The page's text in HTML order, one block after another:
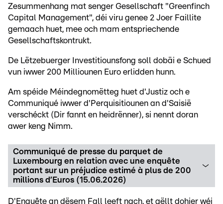
Zesummenhang mat senger Gesellschaft "Greenfinch
Capital Management", déi viru genee 2 Joer Faillite
gemaach huet, mee och mam entspriechende
Gesellschaftskontrukt.
De Lëtzebuerger Investitiounsfong soll dobäi e Schued
vun iwwer 200 Milliounen Euro erlidden hunn.
Am spéide Méindegnomëtteg huet d'Justiz och e
Communiqué iwwer d'Perquisitiounen an d'Saisië
verschéckt (Dir fannt en heidrënner), si nennt doran
awer keng Nimm.
Communiqué de presse du parquet de
Luxembourg en relation avec une enquête
portant sur un préjudice estimé à plus de 200
millions d’Euros (15.06.2026)
D'Enquête an dësem Fall leeft nach, et gëllt dohier wéi